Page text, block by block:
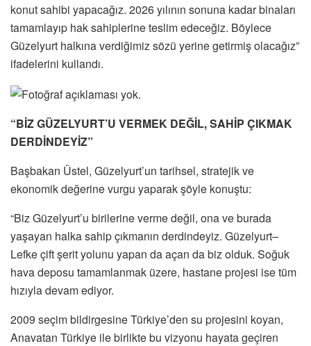
konut sahibi yapacağız. 2026 yılının sonuna kadar binaları
tamamlayıp hak sahiplerine teslim edeceğiz. Böylece
Güzelyurt halkına verdiğimiz sözü yerine getirmiş olacağız”
ifadelerini kullandı.
“BİZ GÜZELYURT’U VERMEK DEĞİL, SAHİP ÇIKMAK
DERDİNDEYİZ”
Başbakan Üstel, Güzelyurt’un tarihsel, stratejik ve
ekonomik değerine vurgu yaparak şöyle konuştu:
“Biz Güzelyurt’u birilerine verme değil, ona ve burada
yaşayan halka sahip çıkmanın derdindeyiz. Güzelyurt–
Lefke çift şerit yolunu yapan da açan da biz olduk. Soğuk
hava deposu tamamlanmak üzere, hastane projesi ise tüm
hızıyla devam ediyor.
2009 seçim bildirgesine Türkiye’den su projesini koyan,
Anavatan Türkiye ile birlikte bu vizyonu hayata geçiren